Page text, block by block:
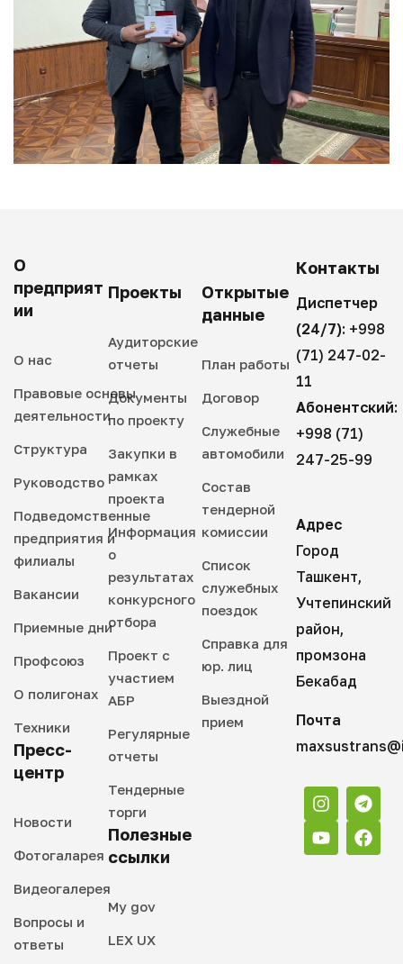
О
предприят
ии
О нас
Правовые основы
деятельности
Структура
Руководство
Подведомственные
предприятия и
филиалы
Вакансии
Приемные дни
Профсоюз
О полигонах
Техники
Пресс-
центр
Новости
Фотогаларея
Видеогалерея
Вопросы и
ответы
Проекты
Аудиторские
отчеты
Документы
по проекту
Закупки в
рамках
проекта
Информация
о
результатах
конкурсного
отбора
Проект с
участием
АБР
Регулярные
отчеты
Тендерные
торги
Полезные
ссылки
My gov
LEX UX
Открытые
данные
План работы
Договор
Служебные
автомобили
Состав
тендерной
комиссии
Список
служебных
поездок
Справка для
юр. лиц
Выездной
прием
Контакты
Диспетчер
(24/7): +998
(71) 247-02-
11
Абонентский:
+998 (71)
247-25-99
Адрес
Город
Ташкент,
Учтепинский
район,
промзона
Бекабад
Почта